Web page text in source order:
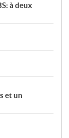
à deux
et un